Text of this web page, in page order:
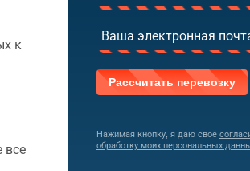
к
все
Нажимая кнопку, я даю своё
обработку моих персональных